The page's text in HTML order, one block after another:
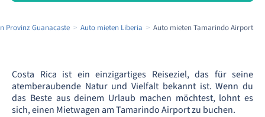
Provinz Guanacaste Auto mieten Liberia Auto mieten Tamarindo Airport
Costa Rica ist ein einzigartiges Reiseziel, das für seine
atemberaubende Natur und Vielfalt bekannt ist. Wenn du
das Beste aus deinem Urlaub machen möchtest, lohnt es
sich, einen Mietwagen am Tamarindo Airport zu buchen.